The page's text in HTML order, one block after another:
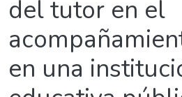
del tutor en el
en una